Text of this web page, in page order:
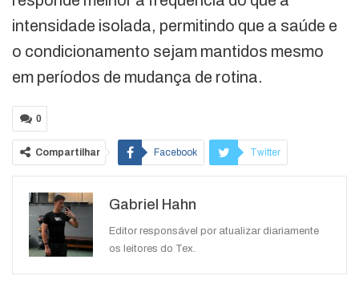
intensidade isolada, permitindo que a saúde e
o condicionamento sejam mantidos mesmo
em períodos de mudança de rotina.
0
Compartilhar Facebook Twitter
WhatsApp
Gabriel Hahn
Editor responsável por atualizar diariamente
os leitores do Tex.